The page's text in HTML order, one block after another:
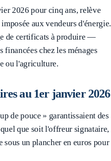
2026 pour cinq ans, relève
aux vendeurs d'énergie.
de certificats à produire —
chez les ménages
ou l'agriculture.
au 1er janvier 2026
de pouce » garantissaient des
que soit l'offreur signataire,
sous un plancher en euros pour